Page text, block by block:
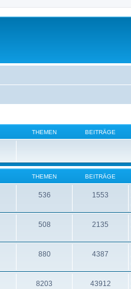
THEMEN BEITRÄGE
THEMEN BEITRÄGE
536 1553
508 2135
880 4387
8203 43912